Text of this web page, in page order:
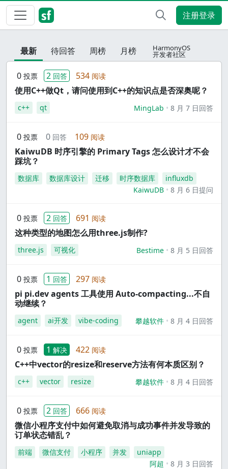
注册登录
最新 待回答 周榜 月榜 HarmonyOS
开发者社区
0 投票 2 回答 534 阅读
使用C++做Qt，请问使用到C++的知识点是否深奥呢？
c++ qt MingLab 8 月 7 日回答
0 投票 0 回答 109 阅读
KaiwuDB 时序引擎的 Primary Tags 怎么设计才不会
踩坑？
数据库 数据库设计 迁移 时序数据库
influxdb
KaiwuDB
8 月 6 日提问
0 投票 2 回答 691 阅读
这种类型的地图怎么用three.js制作?
three.js 可视化 Bestime 8 月 5 日回答
0 投票 1 回答 297 阅读
pi pi.dev agents 工具使用 Auto-compacting...不自
动继续？
agent ai开发 vibe-coding 攀越软件 8 月 4 日回答
0 投票 1 解决 422 阅读
C++中vector的resize和reserve方法有何本质区别？
c++ vector resize 攀越软件 8 月 4 日回答
0 投票 2 回答 666 阅读
微信小程序支付中如何避免取消与成功事件并发导致的
订单状态错乱？
前端 微信支付 小程序 并发
uniapp
阿超
8 月 3 日回答